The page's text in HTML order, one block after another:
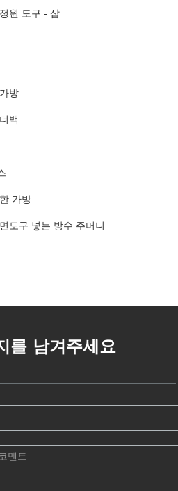
원 도구 - 삽
방
백
가방
도구 넣는 방수 주머니
를 남겨주세요